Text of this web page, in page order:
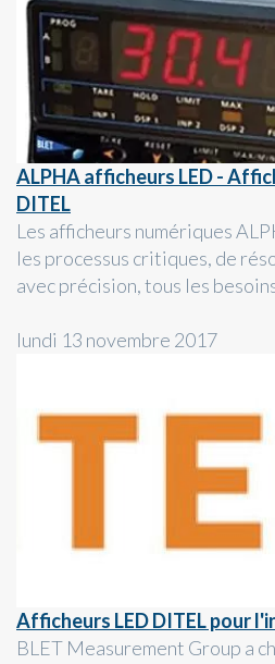
ALPHA afficheurs LED -
DITEL
Les afficheurs numériques
les processus critiques, de
avec précision, tous les
lundi 13 novembre 2017
Afficheurs LED DITEL pour
BLET Measurement Group a